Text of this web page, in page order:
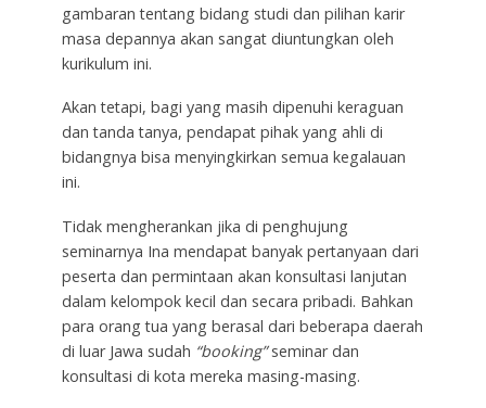
gambaran tentang bidang studi dan pilihan karir
masa depannya akan sangat diuntungkan oleh
kurikulum ini.
Akan tetapi, bagi yang masih dipenuhi keraguan
dan tanda tanya, pendapat pihak yang ahli di
bidangnya bisa menyingkirkan semua kegalauan
ini.
Tidak mengherankan jika di penghujung
seminarnya Ina mendapat banyak pertanyaan dari
peserta dan permintaan akan konsultasi lanjutan
dalam kelompok kecil dan secara pribadi. Bahkan
para orang tua yang berasal dari beberapa daerah
di luar Jawa sudah “booking”seminar dan
konsultasi di kota mereka masing-masing.